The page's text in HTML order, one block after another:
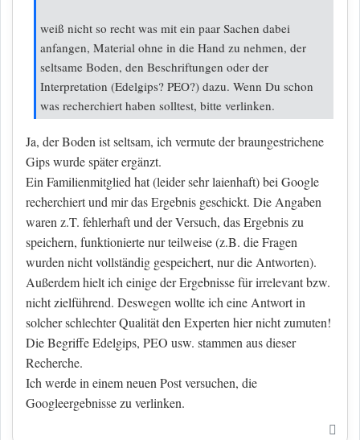
weiß nicht so recht was mit ein paar Sachen dabei
anfangen, Material ohne in die Hand zu nehmen, der
seltsame Boden, den Beschriftungen oder der
Interpretation (Edelgips? PEO?) dazu. Wenn Du schon
was recherchiert haben solltest, bitte verlinken.
Ja, der Boden ist seltsam, ich vermute der braungestrichene
Gips wurde später ergänzt.
Ein Familienmitglied hat (leider sehr laienhaft) bei Google
recherchiert und mir das Ergebnis geschickt. Die Angaben
waren z.T. fehlerhaft und der Versuch, das Ergebnis zu
speichern, funktionierte nur teilweise (z.B. die Fragen
wurden nicht vollständig gespeichert, nur die Antworten).
Außerdem hielt ich einige der Ergebnisse für irrelevant bzw.
nicht zielführend. Deswegen wollte ich eine Antwort in
solcher schlechter Qualität den Experten hier nicht zumuten!
Die Begriffe Edelgips, PEO usw. stammen aus dieser
Recherche.
Ich werde in einem neuen Post versuchen, die
Googleergebnisse zu verlinken.